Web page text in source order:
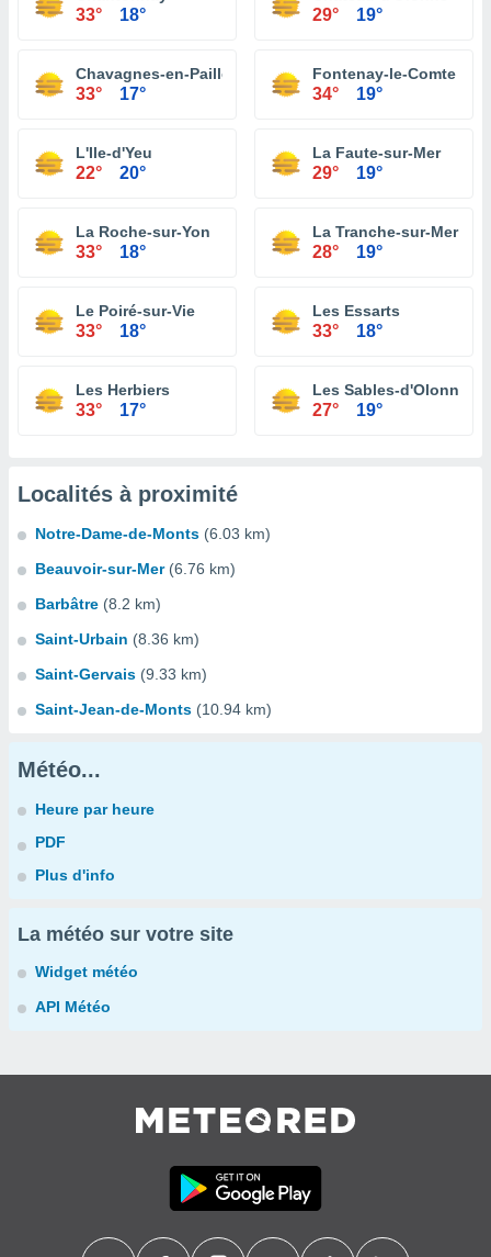
33° 18° 29° 19°
Chavagnes-en-Paillers
33° 17°
Fontenay-le-Comte
34° 19°
L'Ile-d'Yeu
22° 20°
La Faute-sur-Mer
29° 19°
La Roche-sur-Yon
33° 18°
La Tranche-sur-Mer
28° 19°
Le Poiré-sur-Vie
33° 18°
Les Essarts
33° 18°
Les Herbiers
33° 17°
Les Sables-d'Olonne
27° 19°
Localités à proximité
Notre-Dame-de-Monts (6.03 km)
Beauvoir-sur-Mer (6.76 km)
Barbâtre (8.2 km)
Saint-Urbain (8.36 km)
Saint-Gervais (9.33 km)
Saint-Jean-de-Monts (10.94 km)
Météo...
Heure par heure
PDF
Plus d'info
La météo sur votre site
Widget météo
API Météo